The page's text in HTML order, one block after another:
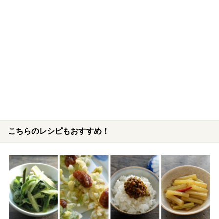
こちらのレシピもおすすめ！